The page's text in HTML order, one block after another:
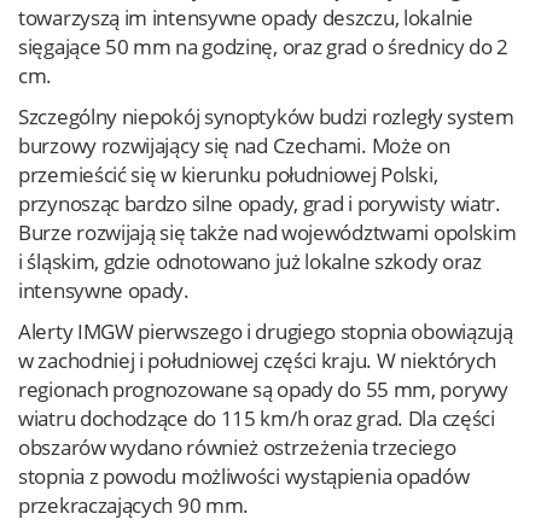
towarzyszą im intensywne opady deszczu, lokalnie
sięgające 50 mm na godzinę, oraz grad o średnicy do 2
cm.
Szczególny niepokój synoptyków budzi rozległy system
burzowy rozwijający się nad Czechami. Może on
przemieścić się w kierunku południowej Polski,
przynosząc bardzo silne opady, grad i porywisty wiatr.
Burze rozwijają się także nad województwami opolskim
i śląskim, gdzie odnotowano już lokalne szkody oraz
intensywne opady.
Alerty IMGW pierwszego i drugiego stopnia obowiązują
w zachodniej i południowej części kraju. W niektórych
regionach prognozowane są opady do 55 mm, porywy
wiatru dochodzące do 115 km/h oraz grad. Dla części
obszarów wydano również ostrzeżenia trzeciego
stopnia z powodu możliwości wystąpienia opadów
przekraczających 90 mm.